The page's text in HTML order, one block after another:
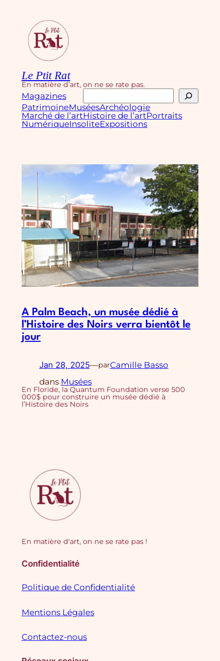
contenu
Le Ptit Rat
En matière d’art, on ne se rate pas.
Magazines
Rechercher
PatrimoineMuséesArchéologie
Marché de l’artHistoire de l’artPortraits
NumériqueInsoliteExpositions
A Palm Beach, un musée dédié à
l’Histoire des Noirs verra bientôt le
jour
Jan 28, 2025—parCamille Basso
dans Musées
En Floride, la Quantum Foundation verse 500
000$ pour construire un musée dédié à
l’Histoire des Noirs
En matière d'art, on ne se rate pas !
Confidentialité
Politique de Confidentialité
Mentions Légales
Contactez-nous